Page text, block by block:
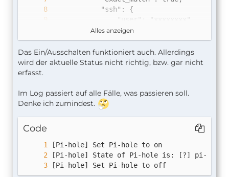
Alles anzeigen
Das Ein/Ausschalten funktioniert auch. Allerdings
wird der aktuelle Status nicht richtig, bzw. gar nicht
erfasst.
Im Log passiert auf alle Fälle, was passieren soll.
Denke ich zumindest.
Code
[Pi-hole] Set Pi-hole to off